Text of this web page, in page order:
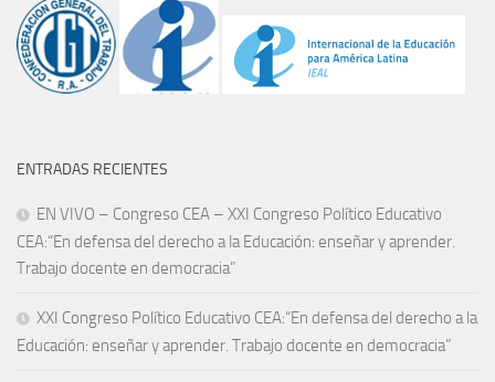
ENTRADAS RECIENTES
EN VIVO – Congreso CEA – XXI Congreso Político Educativo
CEA:“En defensa del derecho a la Educación: enseñar y aprender.
Trabajo docente en democracia”
XXI Congreso Político Educativo CEA:“En defensa del derecho a la
Educación: enseñar y aprender. Trabajo docente en democracia”